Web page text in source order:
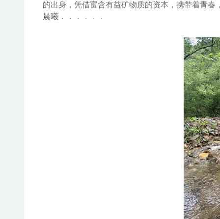
的出身 ，凭借富含有益矿物质的资本，携带着青春
晨曦 ．．．．．．